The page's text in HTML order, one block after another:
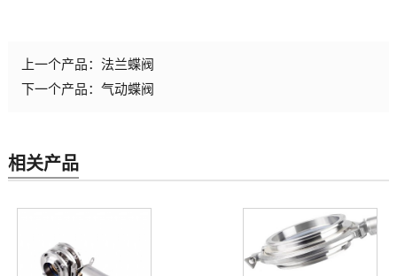
上一个产品： 法兰蝶阀
下一个产品： 气动蝶阀
相关产品